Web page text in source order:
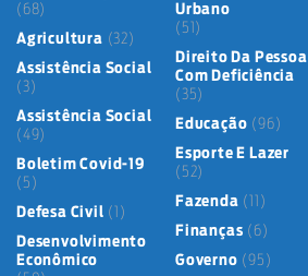
(68)
Agricultura (32)
Assistência Social
(3)
Assistência Social
(49)
Boletim Covid-19
(5)
Defesa Civil (1)
Desenvolvimento
Econômico
Urbano
(51)
Direito Da Pessoa
Com Deficiência
(35)
Educação (96)
Esporte E Lazer
(52)
Fazenda (11)
Finanças (6)
Governo (95)